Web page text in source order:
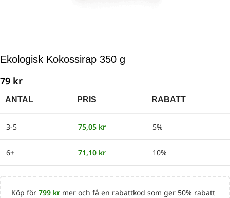
Ekologisk Kokossirap 350 g
79 kr
ANTAL PRIS RABATT
3-5 75,05 kr 5%
6+ 71,10 kr 10%
Köp för 799 kr mer och få en rabattkod som ger 50% rabatt